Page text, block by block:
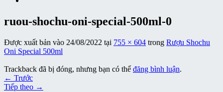
ruou-shochu-oni-special-500ml-0
Được xuất bản vào 24/08/2022 tại 755 × 604 trong Rượu Shochu
Oni Special 500ml
Trackback đã bị đóng, nhưng bạn có thể đăng bình luận.
← Trước
Tiếp theo →